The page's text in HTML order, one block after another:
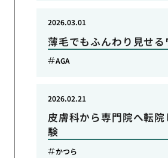
薄毛でもふんわり見せ
2026.03.01
AGA
皮膚科から専門院へ転
験
2026.02.21
かつら